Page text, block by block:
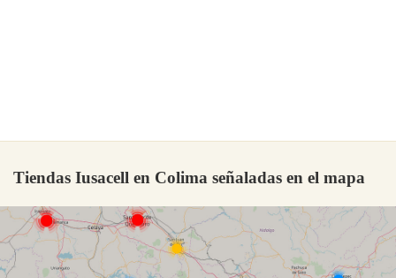
Tiendas Iusacell en Colima señaladas en el mapa